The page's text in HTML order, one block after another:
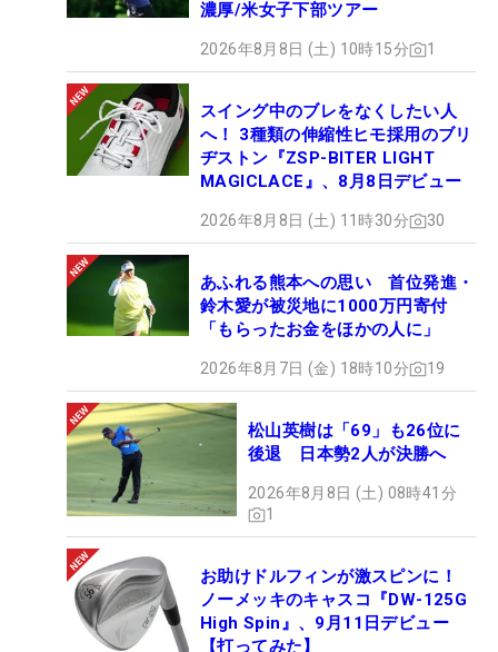
濃厚/米女子下部ツアー
2026年8月8日 (土) 10時15分 1
スイング中のブレをなくしたい人
へ！ 3種類の伸縮性ヒモ採用のブリ
ヂストン『ZSP-BITER LIGHT
MAGICLACE』、8月8日デビュー
2026年8月8日 (土) 11時30分 30
あふれる熊本への思い 首位発進・
鈴木愛が被災地に1000万円寄付
「もらったお金をほかの人に」
2026年8月7日 (金) 18時10分 19
松山英樹は「69」も26位に
後退 日本勢2人が決勝へ
2026年8月8日 (土) 08時41分
1
お助けドルフィンが激スピンに！
ノーメッキのキャスコ『DW-125G
High Spin』、9月11日デビュー
【打ってみた】